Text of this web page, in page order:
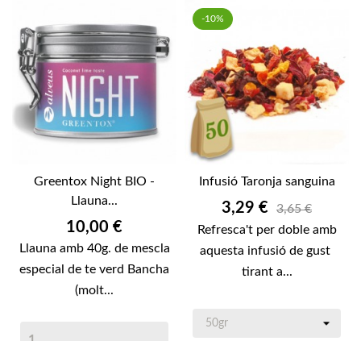
Greentox Night BIO -
Llauna...
Preu
10,00 €
Llauna amb 40g. de mescla
especial de te verd Bancha
(molt...
Infusió Taronja sanguina
Preu
3,29 €
3,65 €
Refresca't per doble amb
aquesta infusió de gust
tirant a...
-10%